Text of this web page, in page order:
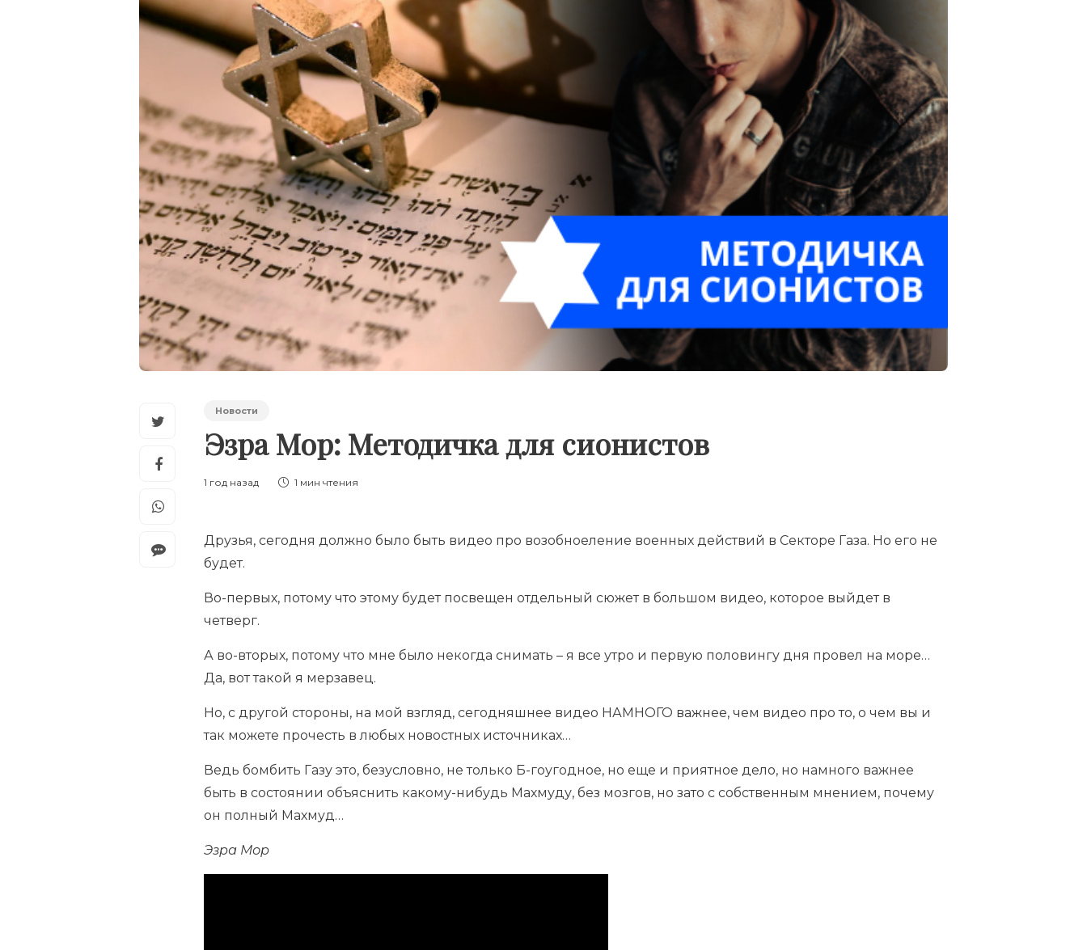
Новости
Эзра Мор: Методичка для сионистов
1 год назад 1 мин чтения
Друзья, сегодня должно было быть видео про возобноеление военных действий в Секторе Газа. Но его не
будет.
Во-первых, потому что этому будет посвещен отдельный сюжет в большом видео, которое выйдет в
четверг.
А во-вторых, потому что мне было некогда снимать – я все утро и первую половингу дня провел на море…
Да, вот такой я мерзавец.
Но, с другой стороны, на мой взгляд, сегодняшнее видео НАМНОГО важнее, чем видео про то, о чем вы и
так можете прочесть в любых новостных источниках…
Ведь бомбить Газу это, безусловно, не только Б-гоугодное, но еще и приятное дело, но намного важнее
быть в состоянии объяснить какому-нибудь Махмуду, без мозгов, но зато с собственным мнением, почему
он полный Махмуд…
Эзра Мор